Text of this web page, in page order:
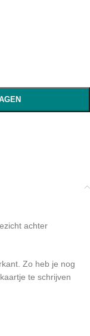
achter
Zo heb je nog
te schrijven